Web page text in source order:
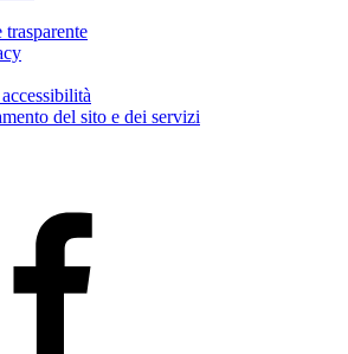
del sito e dei servizi